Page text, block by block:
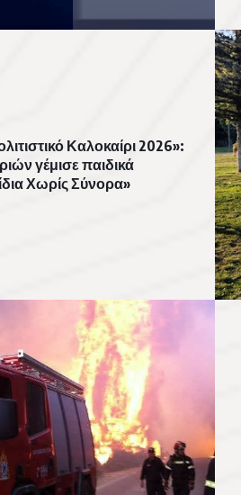
Καλοκαίρι 2026»:
γέμισε παιδικά
Χωρίς Σύνορα»